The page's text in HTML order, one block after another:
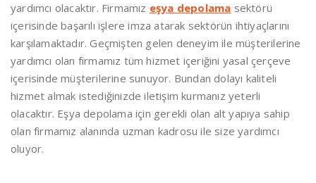
yardımcı olacaktır. Firmamız eşya depolama sektörü
içerisinde başarılı işlere imza atarak sektörün ihtiyaçlarını
karşılamaktadır. Geçmişten gelen deneyim ile müşterilerine
yardımcı olan firmamız tüm hizmet içeriğini yasal çerçeve
içerisinde müşterilerine sunuyor. Bundan dolayı kaliteli
hizmet almak istediğinizde iletişim kurmanız yeterli
olacaktır. Eşya depolama için gerekli olan alt yapıya sahip
olan firmamız alanında uzman kadrosu ile size yardımcı
oluyor.